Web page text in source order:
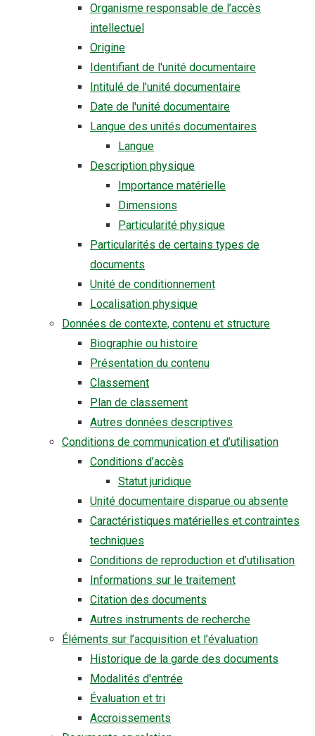
Organisme responsable de l’accès
intellectuel
Origine
Identifiant de l'unité documentaire
Intitulé de l'unité documentaire
Date de l'unité documentaire
Langue des unités documentaires
Langue
Description physique
Importance matérielle
Dimensions
Particularité physique
Particularités de certains types de
documents
Unité de conditionnement
Localisation physique
Données de contexte, contenu et structure
Biographie ou histoire
Présentation du contenu
Classement
Plan de classement
Autres données descriptives
Conditions de communication et d’utilisation
Conditions d’accès
Statut juridique
Unité documentaire disparue ou absente
Caractéristiques matérielles et contraintes
techniques
Conditions de reproduction et d’utilisation
Informations sur le traitement
Citation des documents
Autres instruments de recherche
Éléments sur l’acquisition et l’évaluation
Historique de la garde des documents
Modalités d'entrée
Évaluation et tri
Accroissements